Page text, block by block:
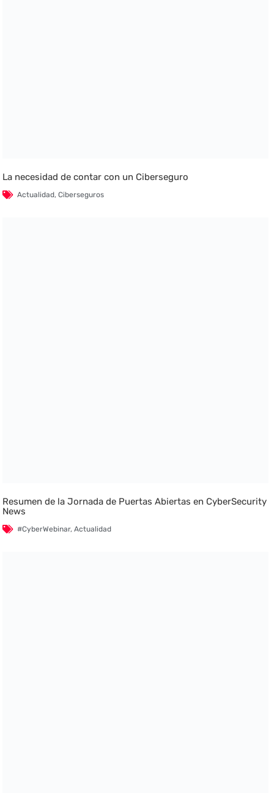
La necesidad de contar con un Ciberseguro
Actualidad,Ciberseguros
Resumen de la Jornada de Puertas Abiertas en CyberSecurity
News
#CyberWebinar,Actualidad